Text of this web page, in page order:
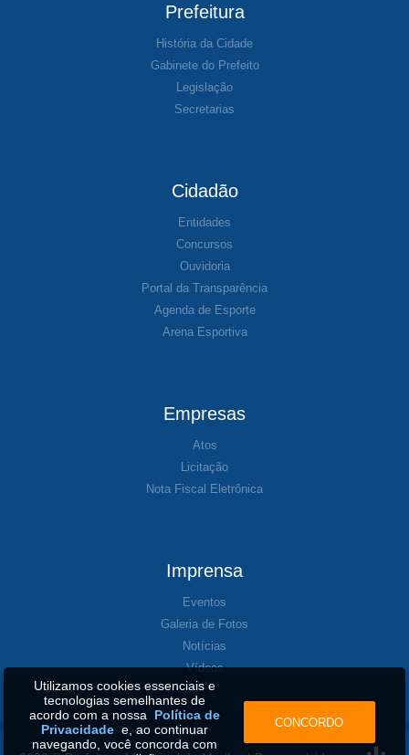
Prefeitura
História da Cidade
Gabinete do Prefeito
Legislação
Secretarias
Cidadão
Entidades
Concursos
Ouvidoria
Portal da Transparência
Agenda de Esporte
Arena Esportiva
Empresas
Atos
Licitação
Nota Fiscal Eletrônica
Imprensa
Eventos
Galeria de Fotos
Notícias
Vídeos
Utilizamos cookies essenciais e
tecnologias semelhantes de
acordo com a nossa Política de
Privacidadee, ao continuar
navegando, você concorda com
CONCORDO